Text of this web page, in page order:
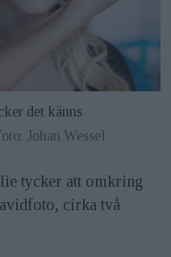
det känns
Johan Wessel
tycker att omkring
cirka två